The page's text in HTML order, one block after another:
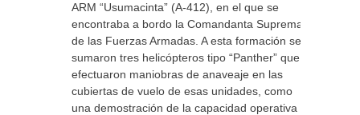
ARM “Usumacinta” (A-412), en el que se
encontraba a bordo la Comandanta Suprema
de las Fuerzas Armadas. A esta formación se
sumaron tres helicópteros tipo “Panther” que
efectuaron maniobras de anaveaje en las
cubiertas de vuelo de esas unidades, como
una demostración de la capacidad operativa